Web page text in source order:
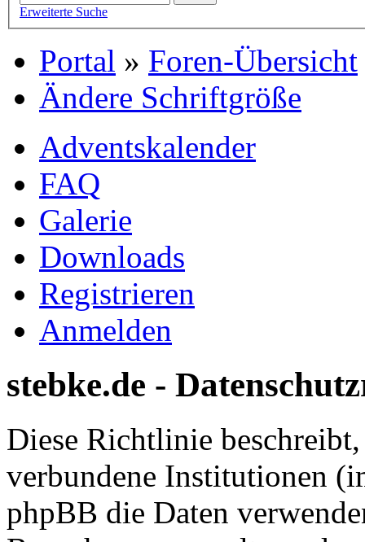
Erweiterte Suche
Portal » Foren-Übersicht
Ändere Schriftgröße
Adventskalender
FAQ
Galerie
Downloads
Registrieren
Anmelden
stebke.de -
Diese Richtlinie
verbundene Institutionen
phpBB die Daten